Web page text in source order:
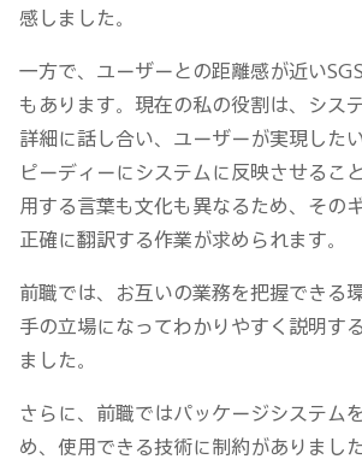
感しました。
一方で、ユーザーとの距離感が近い
もあります。現在の私の役割は、シス
詳細に話し合い、ユーザーが実現した
ピーディーにシステムに反映させるこ
用する言葉も文化も異なるため、その
正確に翻訳する作業が求められます。
前職では、お互いの業務を把握できる
手の立場になってわかりやすく説明す
ました。
さらに、前職ではパッケージシステム
め、使用できる技術に制約がありまし